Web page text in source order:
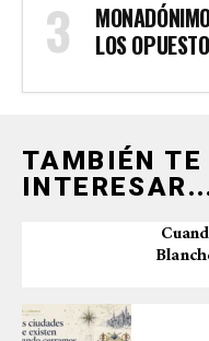
LOS
TAMBIÉN TE